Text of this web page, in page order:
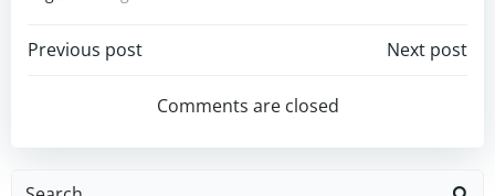
Post
navigation
Previous post
navigation
Next post
Comments are closed
Search